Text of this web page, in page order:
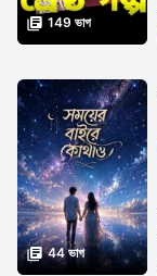
 149 ভাগ
 44 ভাগ